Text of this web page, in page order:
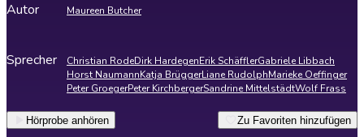
Autor Maureen Butcher
Sprecher Christian RodeDirk HardegenErik SchäfflerGabriele Libbach
Horst NaumannKatja BrüggerLiane RudolphMarieke Oeffinger
Peter GroegerPeter KirchbergerSandrine MittelstädtWolf Frass
Hörprobe anhören Zu Favoriten hinzufügen